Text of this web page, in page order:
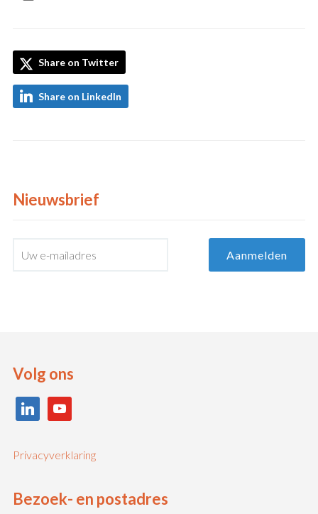
Share on Twitter
Share on LinkedIn
Nieuwsbrief
Volg ons
linkedin youtube
Privacyverklaring
Bezoek- en postadres